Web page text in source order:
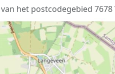
het postcodegebied 7678